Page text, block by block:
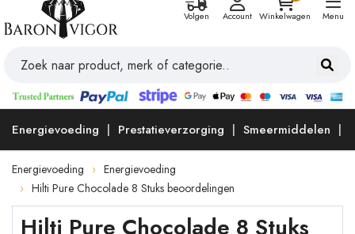
Volgen Account Winkelwagen
Menu
Energievoeding Prestatieverzorging Smeermiddelen
Energievoeding
Energievoeding
Hilti Pure Chocolade 8 Stuks beoordelingen
Hilti Pure Chocolade 8 Stuks